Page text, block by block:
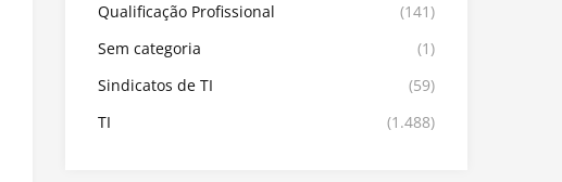
Qualificação Profissional
(141)
Sem categoria
(1)
Sindicatos de TI
(59)
TI
(1.488)